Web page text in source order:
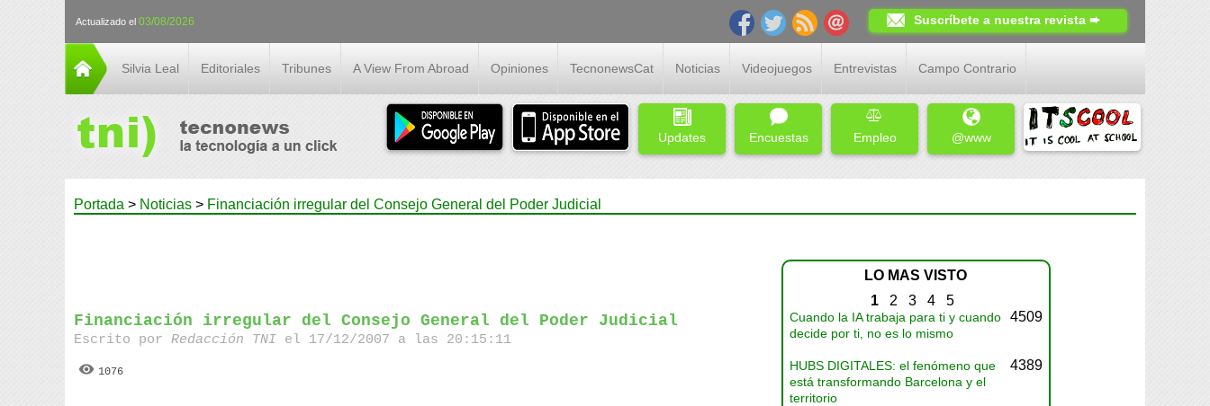
Actualizado el 03/08/2026 Suscríbete a nuestra revista ➨
Silvia Leal Editoriales Tribunes A View From Abroad Opiniones TecnonewsCat Noticias Videojuegos Entrevistas Campo Contrario
Updates Encuestas Empleo @www
Portada > Noticias > Financiación irregular del Consejo General del Poder Judicial
Financiación irregular del Consejo General del Poder Judicial
Escrito porRedacción TNI el 17/12/2007 a las 20:15:11
1076
LO MAS VISTO
1 2 3 4 5
Cuando la IA trabaja para ti y cuando
decide por ti, no es lo mismo
4509
HUBS DIGITALES: el fenómeno que
está transformando Barcelona y el
territorio
4389